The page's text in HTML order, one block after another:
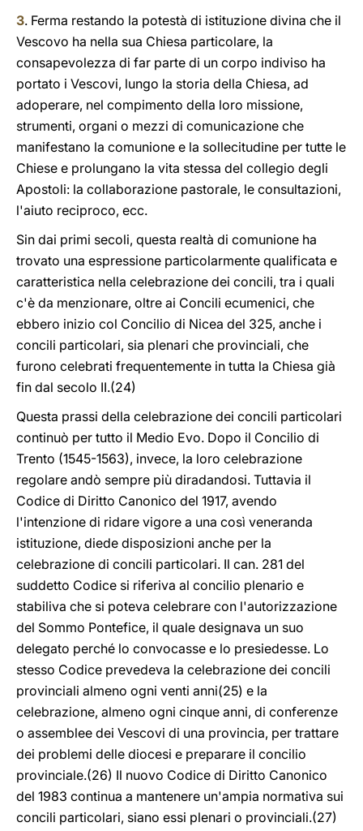
3. Ferma restando la potestà di istituzione divina che il
Vescovo ha nella sua Chiesa particolare, la
consapevolezza di far parte di un corpo indiviso ha
portato i Vescovi, lungo la storia della Chiesa, ad
adoperare, nel compimento della loro missione,
strumenti, organi o mezzi di comunicazione che
manifestano la comunione e la sollecitudine per tutte le
Chiese e prolungano la vita stessa del collegio degli
Apostoli: la collaborazione pastorale, le consultazioni,
l'aiuto reciproco, ecc.
Sin dai primi secoli, questa realtà di comunione ha
trovato una espressione particolarmente qualificata e
caratteristica nella celebrazione dei concili, tra i quali
c'è da menzionare, oltre ai Concili ecumenici, che
ebbero inizio col Concilio di Nicea del 325, anche i
concili particolari, sia plenari che provinciali, che
furono celebrati frequentemente in tutta la Chiesa già
fin dal secolo II.(24)
Questa prassi della celebrazione dei concili particolari
continuò per tutto il Medio Evo. Dopo il Concilio di
Trento (1545-1563), invece, la loro celebrazione
regolare andò sempre più diradandosi. Tuttavia il
Codice di Diritto Canonico del 1917, avendo
l'intenzione di ridare vigore a una così veneranda
istituzione, diede disposizioni anche per la
celebrazione di concili particolari. Il can. 281 del
suddetto Codice si riferiva al concilio plenario e
stabiliva che si poteva celebrare con l'autorizzazione
del Sommo Pontefice, il quale designava un suo
delegato perché lo convocasse e lo presiedesse. Lo
stesso Codice prevedeva la celebrazione dei concili
provinciali almeno ogni venti anni(25) e la
celebrazione, almeno ogni cinque anni, di conferenze
o assemblee dei Vescovi di una provincia, per trattare
dei problemi delle diocesi e preparare il concilio
provinciale.(26) Il nuovo Codice di Diritto Canonico
del 1983 continua a mantenere un'ampia normativa sui
concili particolari, siano essi plenari o provinciali.(27)